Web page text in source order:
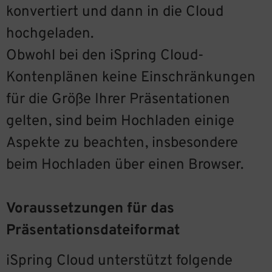
konvertiert und dann in die Cloud
hochgeladen.
Obwohl bei den iSpring Cloud-
Kontenplänen keine Einschränkungen
für die Größe Ihrer Präsentationen
gelten, sind beim Hochladen einige
Aspekte zu beachten, insbesondere
beim Hochladen über einen Browser.
Voraussetzungen für das
Präsentationsdateiformat
iSpring Cloud unterstützt folgende